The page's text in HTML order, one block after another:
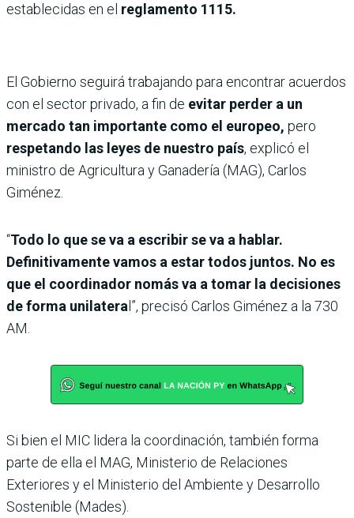
establecidas en el reglamento 1115.
El Gobierno seguirá trabajando para encontrar acuerdos
con el sector privado, a fin de evitar perder a un
mercado tan importante como el europeo, pero
respetando las leyes de nuestro país, explicó el
ministro de Agricultura y Ganadería (MAG), Carlos
Giménez.
“Todo lo que se va a escribir se va a hablar.
Definitivamente vamos a estar todos juntos. No es
que el coordinador nomás va a tomar la decisiones
de forma unilatera l”, precisó Carlos Giménez a la 730
AM.
Si bien el MIC lidera la coordinación, también forma
parte de ella el MAG, Ministerio de Relaciones
Exteriores y el Ministerio del Ambiente y Desarrollo
Sostenible (Mades).